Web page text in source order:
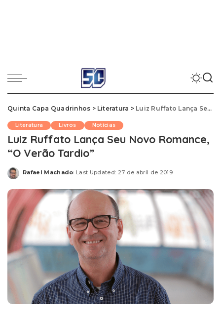
Quinta Capa Quadrinhos > Literatura > Luiz Ruffato Lança Seu Novo Romance, “O Verão Tardio”
Literatura Livros Notícias
Luiz Ruffato Lança Seu Novo Romance,
“O Verão Tardio”
Posted
Rafael Machado Last Updated: 27 de abril de 2019